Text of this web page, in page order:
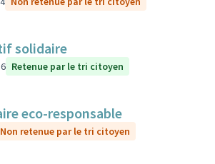
solidaire
6 Retenue par le tri citoyen
eco-responsable
Non retenue par le tri citoyen